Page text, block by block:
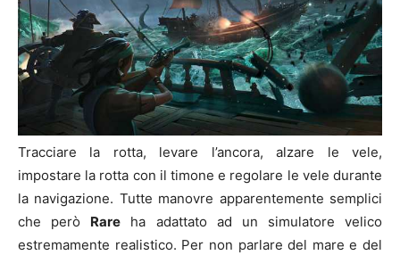
Tracciare la rotta, levare l’ancora, alzare le vele,
impostare la rotta con il timone e regolare le vele durante
la navigazione. Tutte manovre apparentemente semplici
che però Rare ha adattato ad un simulatore velico
estremamente realistico. Per non parlare del mare e del